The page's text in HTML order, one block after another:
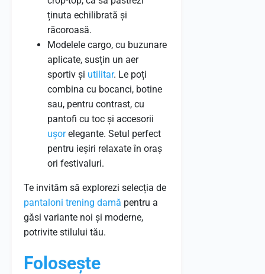
ținuta echilibrată și
răcoroasă.
Modelele cargo, cu buzunare
aplicate, susțin un aer
sportiv și utilitar. Le poți
combina cu bocanci, botine
sau, pentru contrast, cu
pantofi cu toc și accesorii
ușorelegante. Setul perfect
pentru ieșiri relaxate în oraș
ori festivaluri.
Te invităm să explorezi selecția de
pantaloni trening damă pentru a
găsi variante noi și moderne,
potrivite stilului tău.
Folosește